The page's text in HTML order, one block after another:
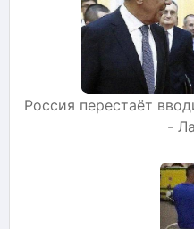
Россия перестаёт
-